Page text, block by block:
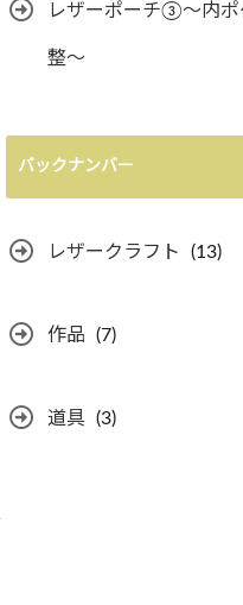
レザーポーチ③〜内ポ
整〜
バックナンバー
レザークラフト (13)
作品 (7)
道具 (3)